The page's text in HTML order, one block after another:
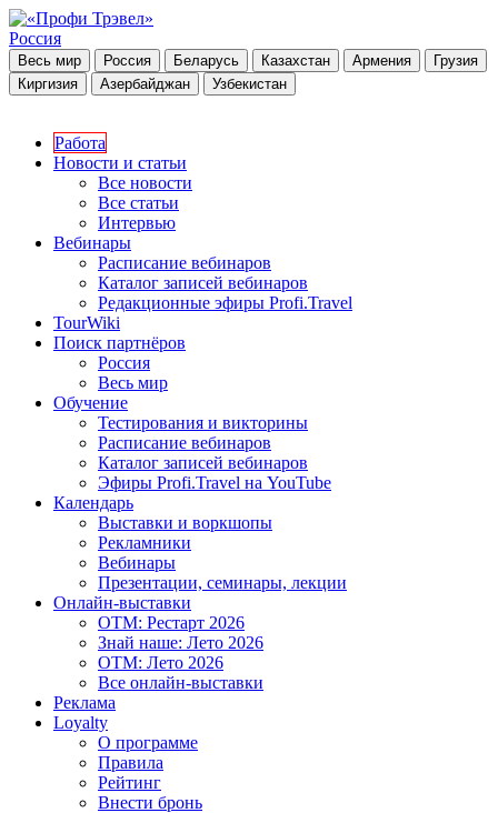
Россия
Весь мир Россия Беларусь Казахстан Армения
Грузия
Киргизия
Азербайджан Узбекистан
Работа
Новости и статьи
Все новости
Все статьи
Интервью
Вебинары
Расписание вебинаров
Каталог записей вебинаров
Редакционные эфиры Profi.Travel
TourWiki
Поиск партнёров
Россия
Весь мир
Обучение
Тестирования и викторины
Расписание вебинаров
Каталог записей вебинаров
Эфиры Profi.Travel на YouTube
Календарь
Выставки и воркшопы
Рекламники
Вебинары
Презентации, семинары, лекции
Онлайн-выставки
OTM: Рестарт 2026
Знай наше: Лето 2026
OTM: Лето 2026
Все онлайн-выставки
Реклама
Loyalty
О программе
Правила
Рейтинг
Внести бронь